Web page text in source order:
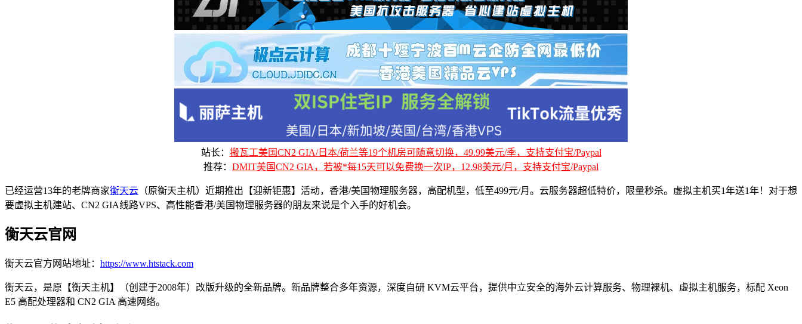
站长： 搬瓦工美国CN2 GIA/日本/荷兰等19个机房可随意切换，49.99美元/季，支持支付宝/Paypal
推荐： DMIT美国CN2 GIA，若被*每15天可以免费换一次IP，12.98美元/月，支持支付宝/Paypal
已经运营13年的老牌商家衡天云 （原衡天主机）近期推出【迎新钜惠】活动，香港/美国物理服务器，高配机型，低至499元/月。云服务器超低特价，限量秒杀。虚拟主机买1年送1年！对于想
要虚拟主机建站、CN2 GIA线路VPS、高性能香港/美国物理服务器的朋友来说是个入手的好机会。
衡天云官网
衡天云官方网站地址： https://www.htstack.com
衡天云，是原【衡天主机】（创建于2008年）改版升级的全新品牌。新品牌整合多年资源，深度自研 KVM云平台，提供中立安全的海外云计算服务、物理裸机、虚拟主机服务，标配 Xeon
E5 高配处理器和 CN2 GIA 高速网络。